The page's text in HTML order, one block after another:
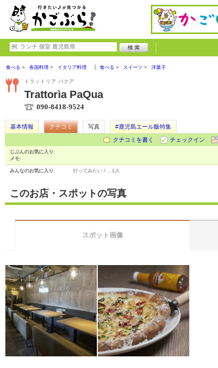
食べる 各国料理 イタリア料理 食べる スイーツ 洋菓子
トラットリア パクア
Trattorìa PaQua
090-8418-9524
基本情報 クチコミ 写真
#鹿児島エール飯特集
クチコミを書く
チェックイン
じぶんのお気に入り:
メモ:
みんなのお気に入り: 行ってみたい！… 1人
このお店・スポットの写真
スポット画像